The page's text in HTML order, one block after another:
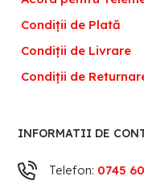
Condiții de Plată
Condiții de Livrare
Condiții de
INFORMATII DE
Telefon: 0745